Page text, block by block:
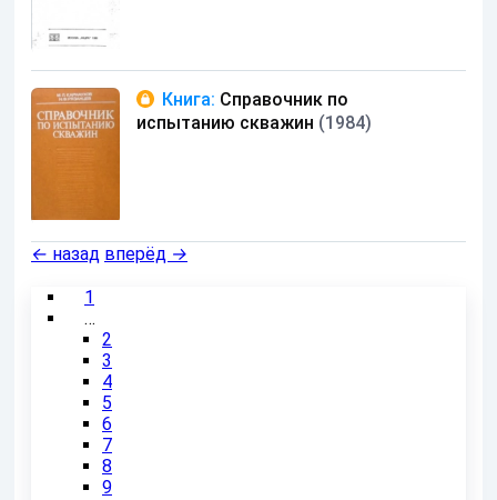
Книга: Справочник по
испытанию скважин (1984)
← назад вперёд →
1
…
2
3
4
5
6
7
8
9